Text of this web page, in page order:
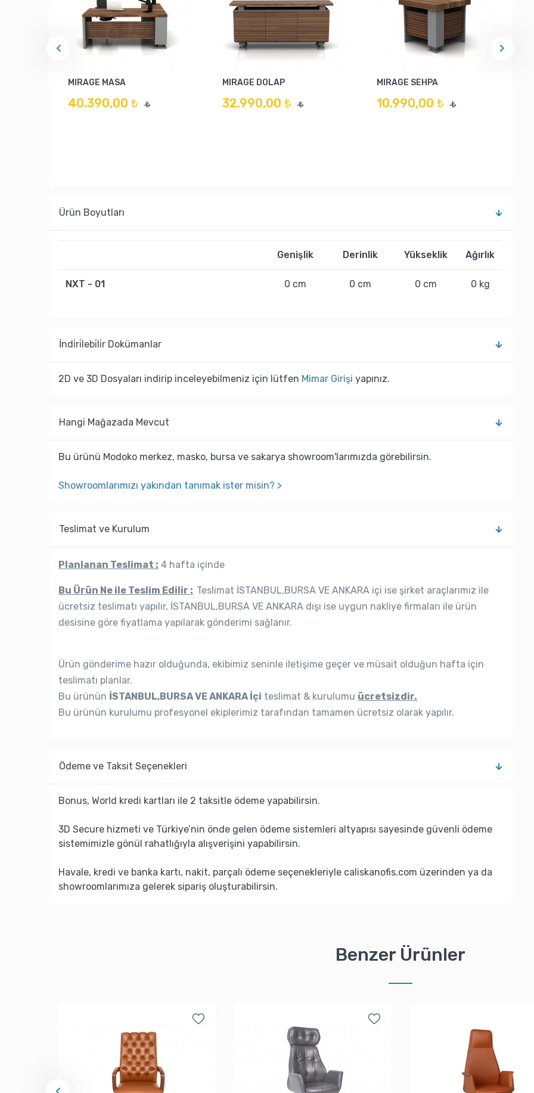
MIRAGE MASA
40.390,00 ₺ ₺
MIRAGE DOLAP
32.990,00 ₺ ₺
MIRAGE SEHPA
10.990,00 ₺ ₺
Ürün Boyutları
Genişlik Derinlik Yükseklik Ağırlık
NXT - 01 0 cm 0 cm 0 cm 0 kg
İndi̇ri̇lebi̇li̇r Dokümanlar
2D ve 3D Dosyaları indirip inceleyebilmeniz için lütfen Mimar Girişi yapınız.
Hangi Mağazada Mevcut
Bu ürünü Modoko merkez, masko, bursa ve sakarya showroom'larımızda görebilirsin.
Showroomlarımızı yakından tanımak ister misin? >
Teslimat ve Kurulum
Planlanan Teslimat : 4 hafta içinde
Bu Ürün Ne ile Teslim Edilir : Teslimat İSTANBUL,BURSA VE ANKARA içi ise şirket araçlarımız ile
ücretsiz teslimatı yapılır, İSTANBUL,BURSA VE ANKARA dışı ise uygun nakliye firmaları ile ürün
desisine göre fiyatlama yapılarak gönderimi sağlanır.
Ürün gönderime hazır olduğunda, ekibimiz seninle iletişime geçer ve müsait olduğun hafta için
teslimatı planlar.
Bu ürünün İSTANBUL,BURSA VE ANKARA İçi teslimat & kurulumu ücretsizdir.
Bu ürünün kurulumu profesyonel ekiplerimiz tarafından tamamen ücretsiz olarak yapılır.
Ödeme ve Taksit Seçenekleri
Bonus, World kredi kartları ile 2 taksitle ödeme yapabilirsin.
3D Secure hizmeti ve Türkiye’nin önde gelen ödeme sistemleri altyapısı sayesinde güvenli ödeme
sistemimizle gönül rahatlığıyla alışverişini yapabilirsin.
Havale, kredi ve banka kartı, nakit, parçalı ödeme seçenekleriyle caliskanofis.com üzerinden ya da
showroomlarımıza gelerek sipariş oluşturabilirsin.
Benzer Ürünler